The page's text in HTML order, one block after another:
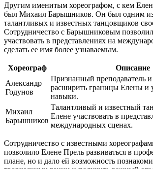
Другим именитым хореографом, с кем
был Михаил Барышников. Он был одним
талантливых и известных танцовщиков
Сотрудничество с Барышниковым
участвовать в представлениях на
сделать ее имя более узнаваемым.
Хореограф
Описание
Александр
Годунов
Признанный преподаватель
расширить границы Елены и
навыки.
Михаил
Барышников
Талантливый и известный
Елене участвовать в
международных сценах.
Сотрудничество с известными
позволило Елене Прель развиваться в
плане, но и дало ей возможность